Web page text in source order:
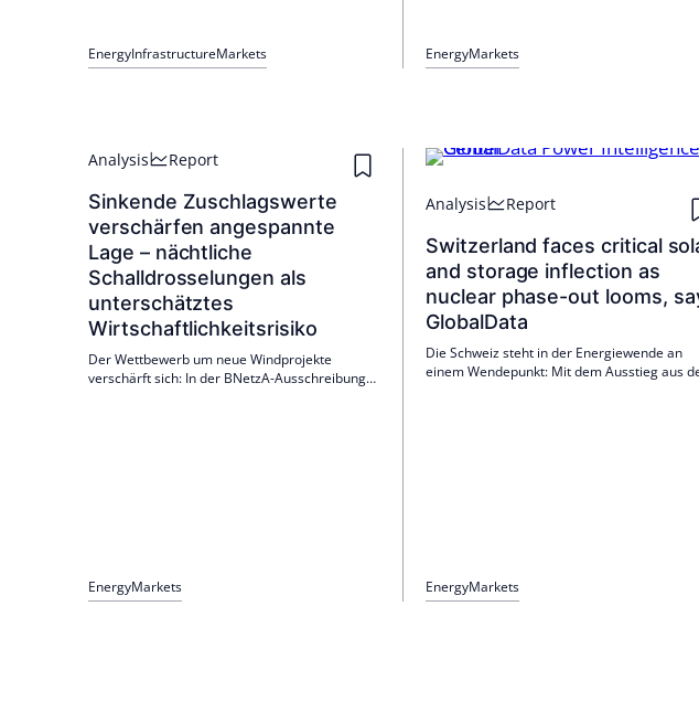
EnergyInfrastructureMarkets EnergyMarkets
Analysis Report
Sinkende Zuschlagswerte
verschärfen angespannte
Lage – nächtliche
Schalldrosselungen als
unterschätztes
Wirtschaftlichkeitsrisiko
Der Wettbewerb um neue Windprojekte
verschärft sich: In der BNetzA-Ausschreibung
EnergyMarkets
Analysis Report
Switzerland faces critical
and storage inflection as
nuclear phase-out looms,
GlobalData
Die Schweiz steht in der Energiewende an
einem Wendepunkt: Mit dem Ausstieg aus
EnergyMarkets